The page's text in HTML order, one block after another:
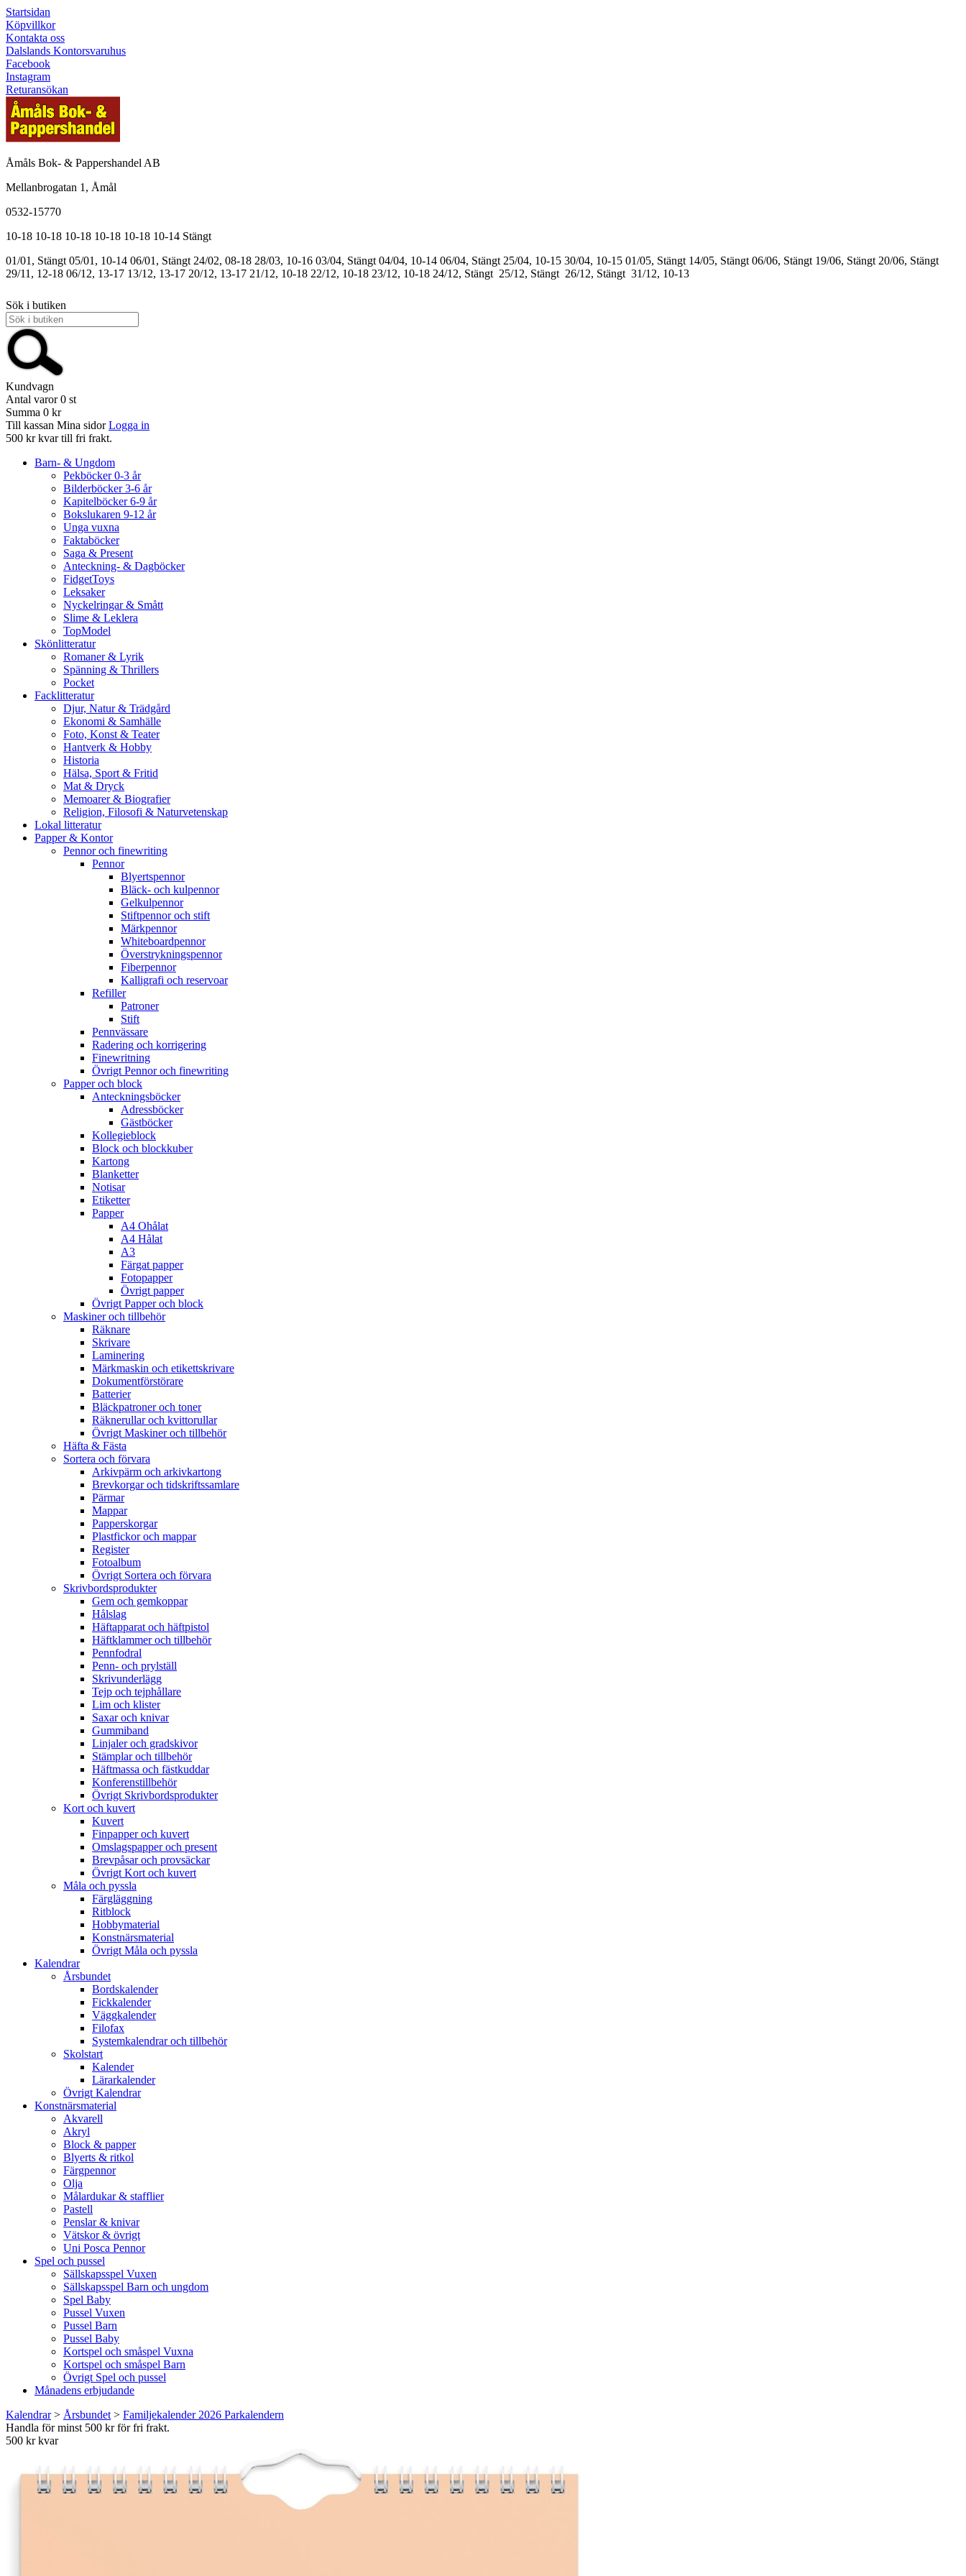
Startsidan
Köpvillkor
Kontakta oss
Dalslands Kontorsvaruhus
Facebook
Instagram
Returansökan
Åmåls Bok- & Pappershandel AB
Mellanbrogatan 1, Åmål
0532-15770
10-18 10-18 10-18 10-18 10-18 10-14 Stängt
01/01, Stängt 05/01, 10-14 06/01, Stängt 24/02, 08-18 28/03, 10-16 03/04, Stängt 04/04, 10-14 06/04, Stängt 25/04, 10-15 30/04, 10-15 01/05, Stängt 14/05, Stängt 06/06, Stängt 19/06, Stängt 20/06, Stängt
29/11, 12-18 06/12, 13-17 13/12, 13-17 20/12, 13-17 21/12, 10-18 22/12, 10-18 23/12, 10-18 24/12, Stängt 25/12, Stängt 26/12, Stängt 31/12, 10-13
Sök i butiken
Kundvagn
Antal varor 0 st
Summa 0 kr
Till kassan Mina sidor Logga in
500 kr kvar till fri frakt.
Barn- & Ungdom
Pekböcker 0-3 år
Bilderböcker 3-6 år
Kapitelböcker 6-9 år
Bokslukaren 9-12 år
Unga vuxna
Faktaböcker
Saga & Present
Anteckning- & Dagböcker
FidgetToys
Leksaker
Nyckelringar & Smått
Slime & Leklera
TopModel
Skönlitteratur
Romaner & Lyrik
Spänning & Thrillers
Pocket
Facklitteratur
Djur, Natur & Trädgård
Ekonomi & Samhälle
Foto, Konst & Teater
Hantverk & Hobby
Historia
Hälsa, Sport & Fritid
Mat & Dryck
Memoarer & Biografier
Religion, Filosofi & Naturvetenskap
Lokal litteratur
Papper & Kontor
Pennor och finewriting
Pennor
Blyertspennor
Bläck- och kulpennor
Gelkulpennor
Stiftpennor och stift
Märkpennor
Whiteboardpennor
Överstrykningspennor
Fiberpennor
Kalligrafi och reservoar
Refiller
Patroner
Stift
Pennvässare
Radering och korrigering
Finewritning
Övrigt Pennor och finewriting
Papper och block
Anteckningsböcker
Adressböcker
Gästböcker
Kollegieblock
Block och blockkuber
Kartong
Blanketter
Notisar
Etiketter
Papper
A4 Ohålat
A4 Hålat
A3
Färgat papper
Fotopapper
Övrigt papper
Övrigt Papper och block
Maskiner och tillbehör
Räknare
Skrivare
Laminering
Märkmaskin och etikettskrivare
Dokumentförstörare
Batterier
Bläckpatroner och toner
Räknerullar och kvittorullar
Övrigt Maskiner och tillbehör
Häfta & Fästa
Sortera och förvara
Arkivpärm och arkivkartong
Brevkorgar och tidskriftssamlare
Pärmar
Mappar
Papperskorgar
Plastfickor och mappar
Register
Fotoalbum
Övrigt Sortera och förvara
Skrivbordsprodukter
Gem och gemkoppar
Hålslag
Häftapparat och häftpistol
Häftklammer och tillbehör
Pennfodral
Penn- och prylställ
Skrivunderlägg
Tejp och tejphållare
Lim och klister
Saxar och knivar
Gummiband
Linjaler och gradskivor
Stämplar och tillbehör
Häftmassa och fästkuddar
Konferenstillbehör
Övrigt Skrivbordsprodukter
Kort och kuvert
Kuvert
Finpapper och kuvert
Omslagspapper och present
Brevpåsar och provsäckar
Övrigt Kort och kuvert
Måla och pyssla
Färgläggning
Ritblock
Hobbymaterial
Konstnärsmaterial
Övrigt Måla och pyssla
Kalendrar
Årsbundet
Bordskalender
Fickkalender
Väggkalender
Filofax
Systemkalendrar och tillbehör
Skolstart
Kalender
Lärarkalender
Övrigt Kalendrar
Konstnärsmaterial
Akvarell
Akryl
Block & papper
Blyerts & ritkol
Färgpennor
Olja
Målardukar & stafflier
Pastell
Penslar & knivar
Vätskor & övrigt
Uni Posca Pennor
Spel och pussel
Sällskapsspel Vuxen
Sällskapsspel Barn och ungdom
Spel Baby
Pussel Vuxen
Pussel Barn
Pussel Baby
Kortspel och småspel Vuxna
Kortspel och småspel Barn
Övrigt Spel och pussel
Månadens erbjudande
Kalendrar> Årsbundet > Familjekalender 2026 Parkalendern
Handla för minst 500 kr för fri frakt.
500 kr kvar